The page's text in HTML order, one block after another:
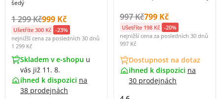
šedý
Původní cena s DPH:
1 299 KčCena s DPH:
999 Kč
Ušetříte 300 Kč -23%
nejnižší cena za posledních 30 dnů
1 299 Kč
Skladem v e-shopu u
vás již 11. 8.
ihned k dispozici na
38 prodejnách
Původní cena s DPH:
997 KčCena s DPH:
799 Kč
Ušetříte 198 Kč -20%
nejnižší cena za posledních 30 dnů
997 Kč
Dostupnost na dotaz
ihned k dispozici na
30 prodejnách